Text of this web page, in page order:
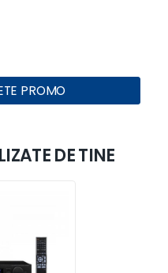
PROMO
DE TINE